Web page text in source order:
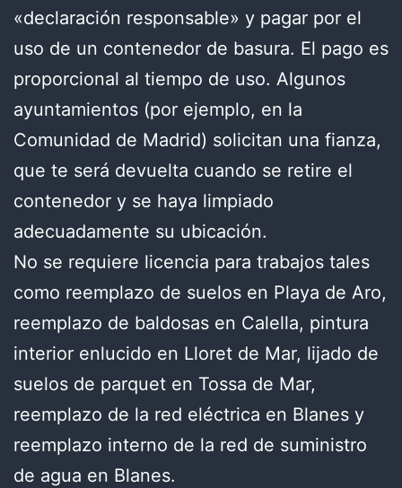
«declaración responsable» y pagar por el
uso de un contenedor de basura. El pago es
proporcional al tiempo de uso. Algunos
ayuntamientos (por ejemplo, en la
Comunidad de Madrid) solicitan una fianza,
que te será devuelta cuando se retire el
contenedor y se haya limpiado
adecuadamente su ubicación.
No se requiere licencia para trabajos tales
como reemplazo de suelos en Playa de Aro,
reemplazo de baldosas en Calella, pintura
interior enlucido en Lloret de Mar, lijado de
suelos de parquet en Tossa de Mar,
reemplazo de la red eléctrica en Blanes y
reemplazo interno de la red de suministro
de agua en Blanes.